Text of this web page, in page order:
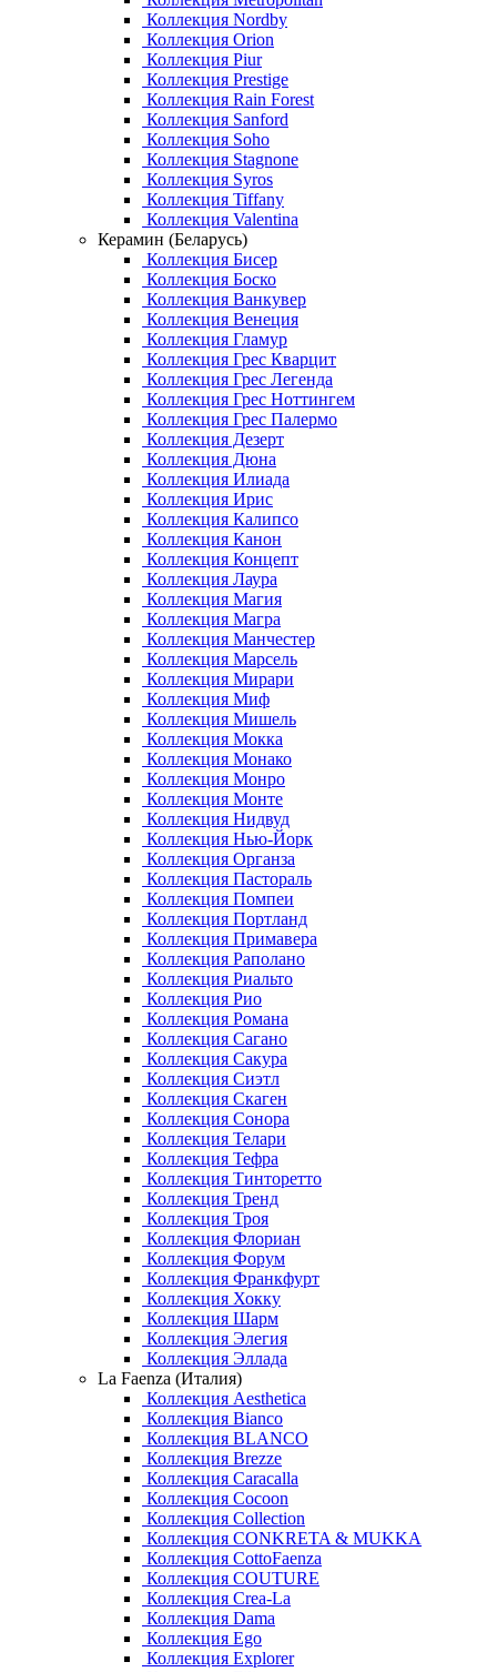
Коллекция Nordby
Коллекция Orion
Коллекция Piur
Коллекция Prestige
Коллекция Rain Forest
Коллекция Sanford
Коллекция Soho
Коллекция Stagnone
Коллекция Syros
Коллекция Tiffany
Коллекция Valentina
Керамин (Беларусь)
Коллекция Бисер
Коллекция Боско
Коллекция Ванкувер
Коллекция Венеция
Коллекция Гламур
Коллекция Грес Кварцит
Коллекция Грес Легенда
Коллекция Грес Ноттингем
Коллекция Грес Палермо
Коллекция Дезерт
Коллекция Дюна
Коллекция Илиада
Коллекция Ирис
Коллекция Калипсо
Коллекция Канон
Коллекция Концепт
Коллекция Лаура
Коллекция Магия
Коллекция Магра
Коллекция Манчестер
Коллекция Марсель
Коллекция Мирари
Коллекция Миф
Коллекция Мишель
Коллекция Мокка
Коллекция Монако
Коллекция Монро
Коллекция Монте
Коллекция Нидвуд
Коллекция Нью-Йорк
Коллекция Органза
Коллекция Пастораль
Коллекция Помпеи
Коллекция Портланд
Коллекция Примавера
Коллекция Раполано
Коллекция Риальто
Коллекция Рио
Коллекция Романа
Коллекция Сагано
Коллекция Сакура
Коллекция Сиэтл
Коллекция Скаген
Коллекция Сонора
Коллекция Телари
Коллекция Тефра
Коллекция Тинторетто
Коллекция Тренд
Коллекция Троя
Коллекция Флориан
Коллекция Форум
Коллекция Франкфурт
Коллекция Хокку
Коллекция Шарм
Коллекция Элегия
Коллекция Эллада
La Faenza (Италия)
Коллекция Aesthetica
Коллекция Bianco
Коллекция BLANCO
Коллекция Brezze
Коллекция Caracalla
Коллекция Cocoon
Коллекция Collection
Коллекция CONKRETA & MUKKA
Коллекция CottoFaenza
Коллекция COUTURE
Коллекция Crea-La
Коллекция Dama
Коллекция Ego
Коллекция Explorer